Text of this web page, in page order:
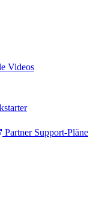
Videos
Partner Support-Pläne